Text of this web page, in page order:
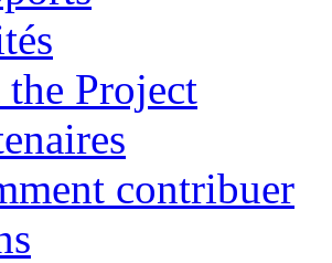
Project
contribuer